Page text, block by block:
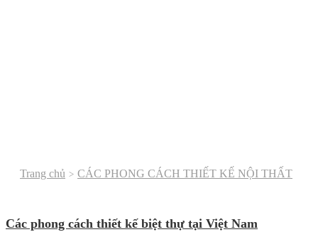
Trang chủ CÁC PHONG CÁCH THIẾT KẾ NỘI THẤT
Các phong cách thiết kế biệt thự tại Việt Nam